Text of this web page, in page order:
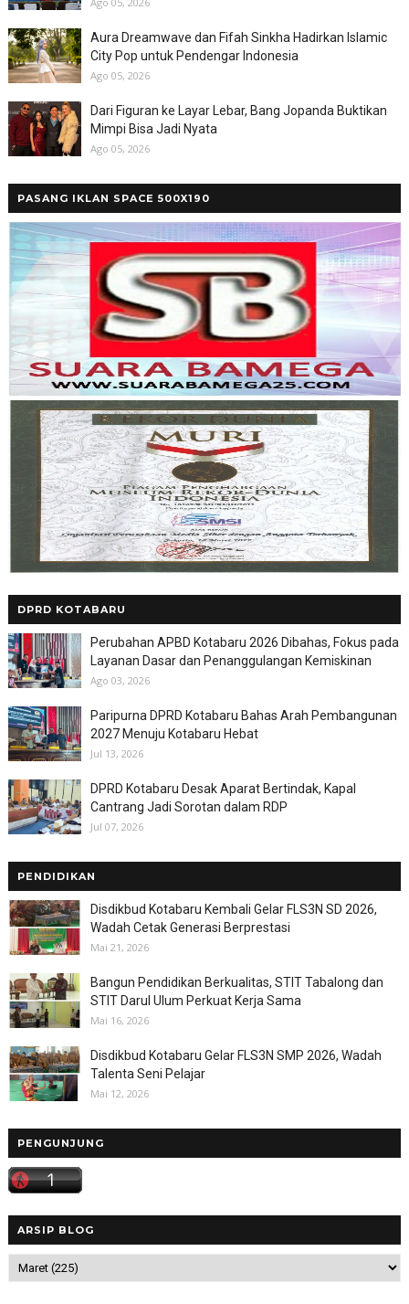
Aura Dreamwave dan Fifah Sinkha Hadirkan Islamic
City Pop untuk Pendengar Indonesia
Ago 05, 2026
Dari Figuran ke Layar Lebar, Bang Jopanda Buktikan
Mimpi Bisa Jadi Nyata
Ago 05, 2026
PASANG IKLAN SPACE 500X190
DPRD KOTABARU
Perubahan APBD Kotabaru 2026 Dibahas, Fokus pada
Layanan Dasar dan Penanggulangan Kemiskinan
Ago 03, 2026
Paripurna DPRD Kotabaru Bahas Arah Pembangunan
2027 Menuju Kotabaru Hebat
Jul 13, 2026
DPRD Kotabaru Desak Aparat Bertindak, Kapal
Cantrang Jadi Sorotan dalam RDP
Jul 07, 2026
PENDIDIKAN
Disdikbud Kotabaru Kembali Gelar FLS3N SD 2026,
Wadah Cetak Generasi Berprestasi
Mai 21, 2026
Bangun Pendidikan Berkualitas, STIT Tabalong dan
STIT Darul Ulum Perkuat Kerja Sama
Mai 16, 2026
Disdikbud Kotabaru Gelar FLS3N SMP 2026, Wadah
Talenta Seni Pelajar
Mai 12, 2026
PENGUNJUNG
ARSIP BLOG